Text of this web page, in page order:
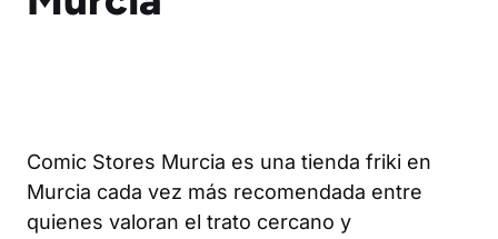
Comic Stores Murcia es una tienda friki en
Murcia cada vez más recomendada entre
quienes valoran el trato cercano y